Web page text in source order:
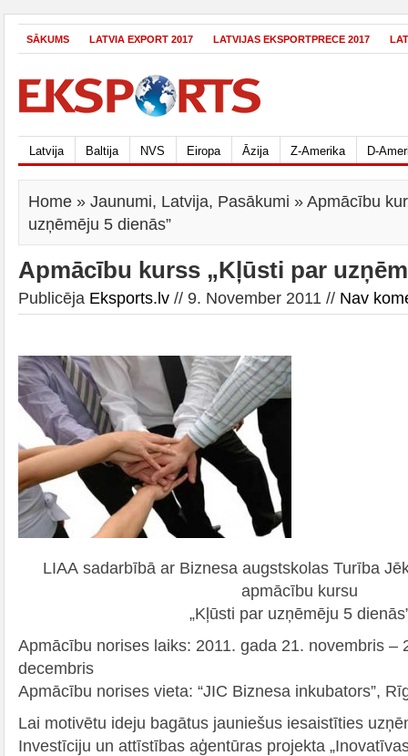
SĀKUMS LATVIA EXPORT 2017 LATVIJAS EKSPORTPRECE 2017
Latvija Baltija NVS Eiropa Āzija Z-Amerika D-
Home » Jaunumi, Latvija, Pasākumi » Apmācību
uzņēmēju 5 dienās”
Apmācību kurss „Kļūsti par
Publicēja Eksports.lv // 9. November 2011 // Nav
LIAA sadarbībā ar Biznesa augstskolas Turība
apmācību kursu
„Kļūsti par uzņēmēju 5
Apmācību norises laiks: 2011. gada 21. novembris –
decembris
Apmācību norises vieta: “JIC Biznesa inkubators”,
Lai motivētu ideju bagātus jauniešus iesaistīties
Investīciju un attīstības aģentūras projekta